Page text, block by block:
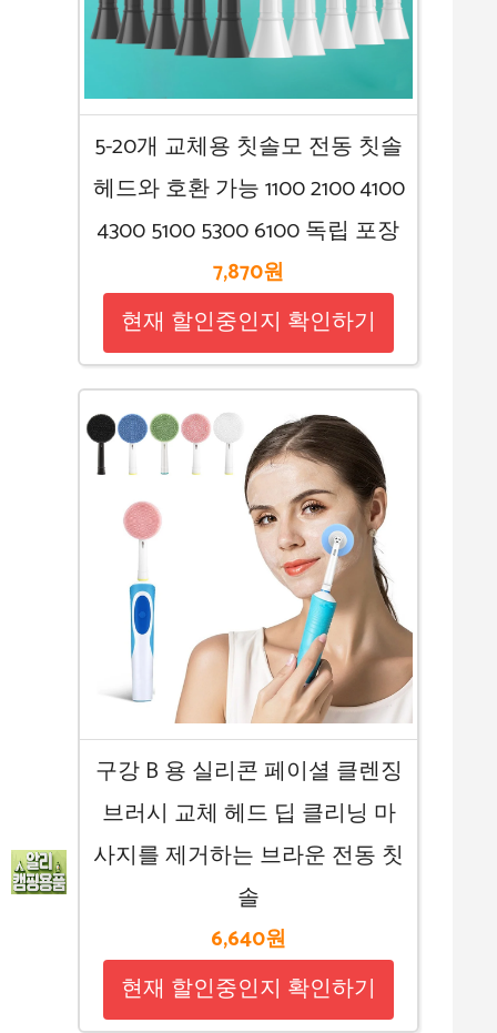
5-20개 교체용 칫솔모 전동 칫솔
헤드와 호환 가능 1100 2100 4100
4300 5100 5300 6100 독립 포장
7,870원
현재 할인중인지 확인하기
구강 B 용 실리콘 페이셜 클렌징
브러시 교체 헤드 딥 클리닝 마
사지를 제거하는 브라운 전동 칫
솔
6,640원
현재 할인중인지 확인하기